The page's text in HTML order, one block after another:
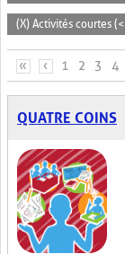
(X) Activités courtes
PAGES
« ‹ 1 2 3 4
QUATRE COINS